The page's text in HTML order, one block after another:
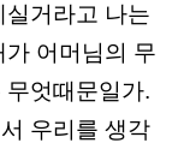
거라고 나는
어머님의 무
엇때문일가.
우리를 생각